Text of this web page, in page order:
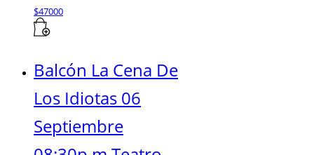
$47000
Balcón La Cena De
Los Idiotas 06
Septiembre